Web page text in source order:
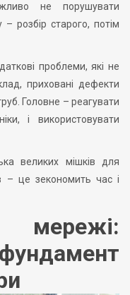
не порушувати
– розбір старого, потім
проблеми, які не
приховані дефекти
Головне – реагувати
і використовувати
великих мішків для
– це зекономить час і